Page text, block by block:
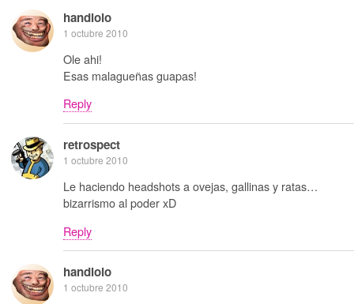
handlolo
1 octubre 2010
Ole ahi!
Esas malagueñas guapas!
Reply
retrospect
1 octubre 2010
Le haciendo headshots a ovejas, gallinas y ratas…
bizarrismo al poder xD
Reply
handlolo
1 octubre 2010